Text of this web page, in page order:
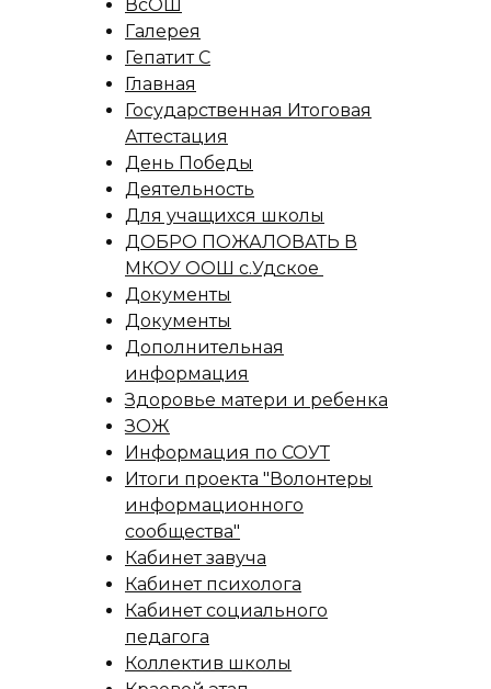
ВсОШ
Галерея
Гепатит С
Главная
Государственная Итоговая
Аттестация
День Победы
Деятельность
Для учащихся школы
ДОБРО ПОЖАЛОВАТЬ В
МКОУ ООШ с.Удское
Документы
Документы
Дополнительная
информация
Здоровье матери и ребенка
ЗОЖ
Информация по СОУТ
Итоги проекта "Волонтеры
информационного
сообщества"
Кабинет завуча
Кабинет психолога
Кабинет социального
педагога
Коллектив школы